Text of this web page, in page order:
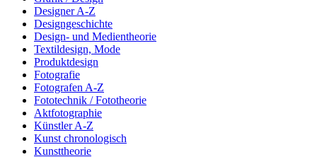
Designer A-Z
Designgeschichte
Design- und Medientheorie
Textildesign, Mode
Produktdesign
Fotografie
Fotografen A-Z
Fototechnik / Fototheorie
Aktfotographie
Künstler A-Z
Kunst chronologisch
Kunsttheorie